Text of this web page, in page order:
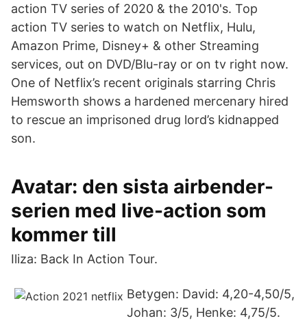
action TV series of 2020 & the 2010's. Top
action TV series to watch on Netflix, Hulu,
Amazon Prime, Disney+ & other Streaming
services, out on DVD/Blu-ray or on tv right now.
One of Netflix’s recent originals starring Chris
Hemsworth shows a hardened mercenary hired
to rescue an imprisoned drug lord’s kidnapped
son.
Avatar: den sista airbender-
serien med live-action som
kommer till
Iliza: Back In Action Tour.
Betygen: David: 4,20-4,50/5,
Johan: 3/5, Henke: 4,75/5.